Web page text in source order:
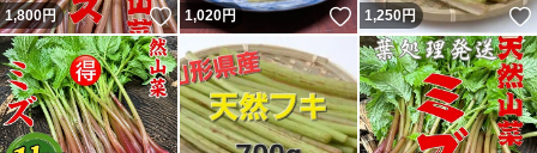
1,800円 いいね！
1,020円 いいね！
1,250円